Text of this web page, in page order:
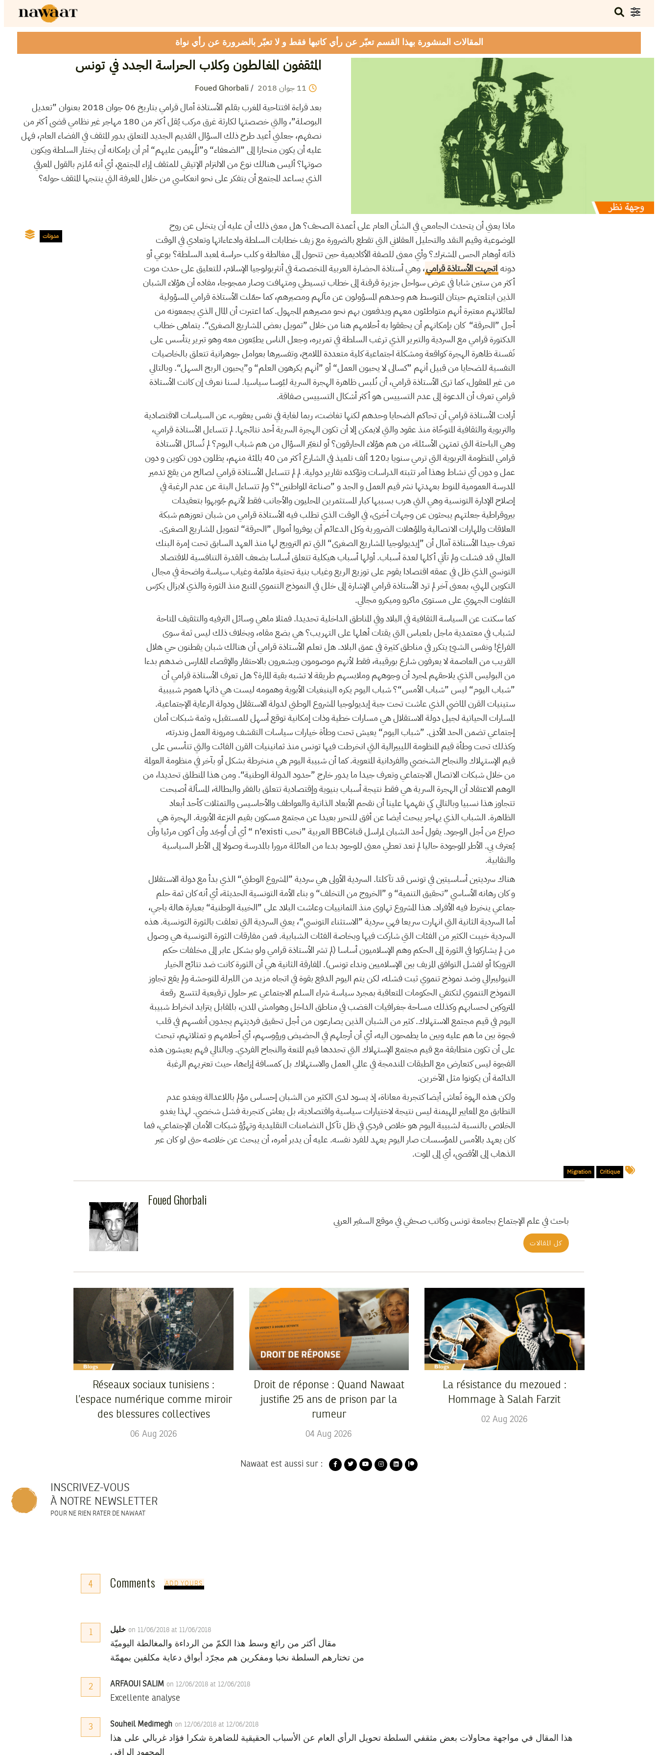
المقالات المنشورة بهذا القسم تعبّر عن رأي كاتبها فقط و لا تعبّر بالضرورة عن رأي نواة
المثقفون المغالطون وكلاب الحراسة الجدد في تونس
11 جوان 2018
/
Foued Ghorbali
بعد قراءة افتتاحية المغرب بقلم الأستاذة أمال قرامي بتاريخ 06 جوان 2018 بعنوان ”تعديل
البوصلة”، والتي خصصتها لكارثة غرق مركب يُقل أكثر من 180 مهاجر غير نظامي قضى أكثر من
نصفهم، جعلني أعيد طرح ذلك السؤال القديم الجديد المتعلق بدور المثقف في الفضاء العام، فهل
عليه أن يكون منحازا إلى ”الضعفاء“ و”المُهيمن عليهم“ أم أن بإمكانه أن يختار السلطة ويكون
صوتها؟ أليس هنالك نوع من الالتزام الإتيقي للمثقف إزاء المجتمع، أي أنه مُلزم بالقول المعرفي
الذي يساعد المجتمع أن يتفكر على نحو انعكاسي من خلال المعرفة التي ينتجها المثقف حوله؟
مدونات
ماذا يعني أن يتحدث الجامعي في الشأن العام على أعمدة الصحف؟ هل معنى ذلك أن عليه أن يتخلى عن روح
الموضوعية وقيم النقد والتحليل العقلاني التي تقطع بالضرورة مع زيف خطابات السلطة وادعاءاتها وتعادي في الوقت
ذاته أوهام الحس المشترك؟ وأي معنى للصفة الأكاديمية حين تتحول إلى مغالطة و كلب حراسة لمعبد السلطة؟ بوعي أو
دونه اتجهت الأستاذة قرامي، وهي أستاذة الحضارة العربية المتخصصة في أنثربولوجيا الإسلام، للتعليق على حدث موت
أكثر من ستين شابا في عرض سواحل جزيرة قرقنة إلى خطاب تبسيطي ومتهافت وصار ممجوجا، مفاده أن هؤلاء الشبان
الذين ابتلعتهم حيتان المتوسط هم وحدهم المسؤولون عن مآلهم ومصيرهم، كما حمّلت الأستاذة قرامي المسؤولية
لعائلاتهم معتبرة أنهم متواطئون معهم ويدفعون بهم نحو مصيرهم المجهول. كما اعتبرت أن المال الذي يجمعونه من
أجل ”الحرقة“ كان بإمكانهم أن يحققوا به أحلامهم هنا من خلال ”تمويل بعض المشاريع الصغرى“. يتماهى خطاب
الدكتورة قرامي مع السردية والتبرير الذي ترغب السلطة في تمريره، وجعل الناس يطبّعون معه وهو تبرير يتأسس على
نَفسنة ظاهرة الهجرة كواقعة ومشكلة اجتماعية كلية متعددة الملامح، وتفسيرها بعوامل جوهرانية تتعلق بالخاصيات
النفسية للضحايا من قبيل أنهم ”كسالى لا يحبون العمل“ أو ”أنهم يكرهون العلم“ و”يحبون الربح السهل“. وبالتالي
من غير المعقول، كما ترى الأستاذة قرامي، أن نُلبس ظاهرة الهجرة السرية لبُوسا سياسيا. لسنا نعرف إن كانت الأستاذة
قرامي تعرف أن الدعوة إلى عدم التسييس هو أكثر أشكال التسييس صفاقة.
أرادت الأستاذة قرامي أن تحاكم الضحايا وحدهم لكنها تغاضت، ربما لغاية في نفس يعقوب، عن السياسات الاقتصادية
والتربوية والثقافية المتوخّاة منذ عقود والتي لايمكن إلا أن تكون الهجرة السرية أحد نتائجها. لم تتساءل الأستاذة قرامي،
وهي الباحثة التي تمتهن الأسئلة، من هم هؤلاء الحارقون؟ أو لنغيّر السؤال من هم شباب اليوم؟ لم تُسائل الأستاذة
قرامي المنظومة التربوية التي ترمي سنويا بـ120 ألف تلميذ في الشارع أكثر من 40 بالمئة منهم، يظلون دون تكوين و دون
عمل و دون أي نشاط وهذا أمر تثبته الدراسات وتؤكده تقارير دولية. لم لم تتساءل الأستاذة قرامي لصالح من يقع تدمير
المدرسة العمومية المنوط بعهدتها نشر قيم العمل و الجد و ”صناعة المواطنين“؟ ولم تتساءل البتة عن عدم الرغبة في
إصلاح الإدارة التونسية وهي التي هرب بسببها كبار المستثمرين المحليون والأجانب فقط لأنهم جُوبهوا بتعقيدات
بيروقراطية جعلتهم يبحثون عن وجهات أخرى، في الوقت الذي تطلب فيه الأستاذة قرامي من شبان تعوزهم شبكة
العلاقات والمهارات الاتصالية والمؤهلات الضرورية وكل الدعائم أن يوفروا أموال ”الحرقة“ لتمويل المشاريع الصغرى.
تعرف جيدا الأستاذة آمال أن ”إيديولوجيا المشاريع الصغرى“ التي تم الترويج لها منذ العهد السابق تحت إمرة البنك
العالمي قد فشلت ولم تأتي أكلها لعدة أسباب. أولها أسباب هيكلية تتعلق أساسا بضعف القدرة التنافسية للاقتصاد
التونسي الذي ظل في عمقه اقتصادا يقوم على توزيع الريع وغياب بنية تحتية ملائمة وغياب سياسة واضحة في مجال
التكوين المهني، بمعنى آخر لم ترد الأستاذة قرامي الإشارة إلى خلل في النموذج التنموي المتبع منذ الثورة والذي لايزال يكرّس
التفاوت الجهوي على مستوى ماكرو وميكرو مجالي.
كما سكتت عن السياسة الثقافية في البلاد وفي المناطق الداخلية تحديدا. فمثلا ماهي وسائل الترفيه والتثقيف المتاحة
لشباب في معتمدية ماجل بلعباس التي يقتات أهلها على التهريب؟ هي بضع مقاه، وبخلاف ذلك ليس ثمة سوى
الفراغ! ونفس الشيئ يتكرر في مناطق كثيرة في عمق البلاد. هل تعلم الأستاذة قرامي أن هنالك شبان يقطنون حي هلال
القريب من العاصمة لا يعرفون شارع بورقيبة، فقط لأنهم موصومون ويشعرون بالاحتقار والإقصاء الممُارس ضدهم بدءا
من البوليس الذي يلاحقهم لمجرد أن وجوههم وملابسهم طريقة لا تشبه بقية المارة؟ هل تعرف الأستاذة قرامي أن
”شباب اليوم“ ليس ”شباب الأمس“؟ شباب اليوم يكره الينبغيات الأبوية وهمومه ليست هي ذاتها هموم شبيبية
ستينيات القرن الماضي الذي عاشت تحت جبة إيديولوجيا المشروع الوطني لدولة الاستقلال ودولة الرعاية الإجتماعية.
المسارات الحياتية لجيل دولة الاستقلال هي مسارات خطية وذات إمكانية توقع أسهل للمستقبل، وثمة شبكات أمان
إجتماعي تضمن الحد الأدنى. ”شباب اليوم“ يعيش تحت وطأة خيارات سياسات التقشف ومرونة العمل وندرته،
وكذلك تحت وطأة قيم المنظومة الليبيرالية التي انخرطت فيها تونس منذ ثمانينيات القرن الفائت والتي تتأسس على
قيم الإستهلاك والنجاح الشخصي والفردانية المتعوية. كما أن شبيبة اليوم هي منخرطة بشكل أو بآخر في منظومة العولمة
من خلال شبكات الاتصال الاجتماعي وتعرف جيدا ما يدور خارج ”حدود الدولة الوطنية“. ومن هذا المنطلق تحديدا، من
الوهم الاعتقاد أن الهجرة السرية هي فقط نتيجة أسباب بنيوية وإقتصادية تتعلق بالفقر والبطالة، المسألة أصبحت
تتجاوز هذا نسبيا وبالتالي كي نفهمها علينا أن نقحم الأبعاد الذاتية والعواطف والأحاسيس والتمثلات كأحد أبعاد
الظاهرة. الشباب الذي يهاجر يبحث أيضا عن أفق للتحرر بعيدا عن مجتمع مسكون بقيم النزعة الأبوية. الهجرة هي
صراع من أجل الوجود. يقول أحد الشبان لمراسل قناةBBC العربية ”نحب n’existi “ أي أن أُوجَد وأن أكون مرئيا وأن
يُعترف بي. الأطر الموجودة حاليا لم تعد تعطي معنى للوجود بدءا من العائلة مرورا بالمدرسة وصولا إلى الأطر السياسية
والنقابية.
هناك سرديتين أساسيتين في تونس قد تآكلتا. السردية الأولى هي سردية ”المشروع الوطني“ الذي بدأ مع دولة الاستقلال
و كان رهانه الأساسي ”تحقيق التنمية“ و ”الخروج من التخلف“ و بناء الأمة التونسية الحديثة، أي أنه كان ثمة حلم
جماعي ينخرط فيه الأفراد. هذا المشروع تهاوى منذ الثمانييات وعاشت البلاد على ”الخيبة الوطنية“ بعبارة هالة باجي،
أما السردية الثانية التي انهارت سريعا فهي سردية ”الاستثناء التونسي“، يعني السردية التي تعلقت بالثورة التونسية. هذه
السردية خيبت الكثير من الفئات التي شاركت فيها وبخاصة الفئات الشبابية. فمن مفارقات الثورة التونسية هي وصول
من لم يشاركوا في الثورة إلى الحكم وهم الإسلاميون أساسا (لم تشر الأستاذة قرامي ولو بشكل عابر إلى مخلفات حكم
الترويكا أو لفشل التوافق المزيف بين الإسلاميين ونداء تونس). المفارقة الثانية هي أن الثورة كانت ضد نتائج الخيار
النيوليبرالي وضد نموذج تنموي ثبت فشله، لكن يتم اليوم الدفع بقوة في اتجاه مزيد من اللبرلة المتوحشة ولم يقع تجاوز
النموذج التنموي لتكتفي الحكومات المتعاقبة بمجرد سياسة شراء السلم الاجتماعي عبر حلول ترقيعية لتتسع رقعة
المتروكين لحسابهم وكذلك مساحة جغرافيات الغضب في مناطق الداخل وهوامش المدن، بالمقابل يتزايد انخراط شبيبة
اليوم في قيم مجتمع الاستهلاك. كثير من الشبان الذين يصارعون من أجل تحقيق فرديتهم يجدون أنفسهم في قلب
فجوة بين ما هم عليه وبين ما يطمحون اليه، أي أن أرجلهم في الحضيض ورؤوسهم، أي أحلامهم و تمثلاتهم، تبحث
على أن تكون متطابقة مع قيم مجتمع الإستهلاك التي تحددها قيم المتعة والنجاح الفردي. وبالتالي فهم يعيشون هذه
الفجوة ليس كتعارض مع الطبقات المندمجة في عالمي العمل والاستهلاك بل كمسافة إزاءها، حيث تعتريهم الرغبة
الدائمة أن يكونوا مثل الآخرين.
ولكن هذه الهوة تُعاش أيضا كتجربة معاناة، إذ يسود لدى الكثير من الشبان إحساس مؤلم باللاعدالة ويغدو عدم
التطابق مع المعايير المهيمنة ليس نتيجة لاختيارات سياسية واقتصادية، بل يعاش كتجربة فشل شخصي. لهذا يغدو
الخلاص بالنسبة لشبيبة اليوم هو خلاص فردي في ظل تآكل التضامنات التقليدية وتهرُّؤ شبكات الأمان الإجتماعي، فما
كان يعهد بالأمس للمؤسسات صار اليوم يعهد للفرد نفسه. عليه أن يدبر أمره، أن يبحث عن خلاصه حتى لو كان عبر
الذهاب إلى الأقصى، أي إلى الموت.
Critique
Migration
Foued Ghorbali
باحث في علم الإجتماع بجامعة تونس وكاتب صحفي في موقع السفير العربي
كل المقالات
Réseaux sociaux tunisiens :
l’espace numérique comme miroir
des blessures collectives
06 Aug 2026
Droit de réponse : Quand Nawaat
justifie 25 ans de prison par la
rumeur
04 Aug 2026
La résistance du mezoued :
Hommage à Salah Farzit
02 Aug 2026
Nawaat est aussi sur :
INSCRIVEZ-VOUS
À NOTRE NEWSLETTER
POUR NE RIEN RATER DE NAWAAT
4 Comments ADD YOURS
1 خليل on 11/06/2018 at 11/06/2018
مقال أكثر من رائع وسط هذا الكمّ من الرداءة والمغالطة اليوميّة
من تختارهم السلطة نخبا ومفكرين هم مجرّد أبواق دعاية مكلفين بمهمّة
2 ARFAOUI SALIM on 12/06/2018 at 12/06/2018
Excellente analyse
3 Souheil Medimegh on 12/06/2018 at 12/06/2018
هذا المقال في مواجهة محاولات بعض مثقفي السلطة تحويل الرأي العام عن الأسباب الحقيقية للضاهرة شكرا فؤاد غربالي على هذا
المجهود الراقي